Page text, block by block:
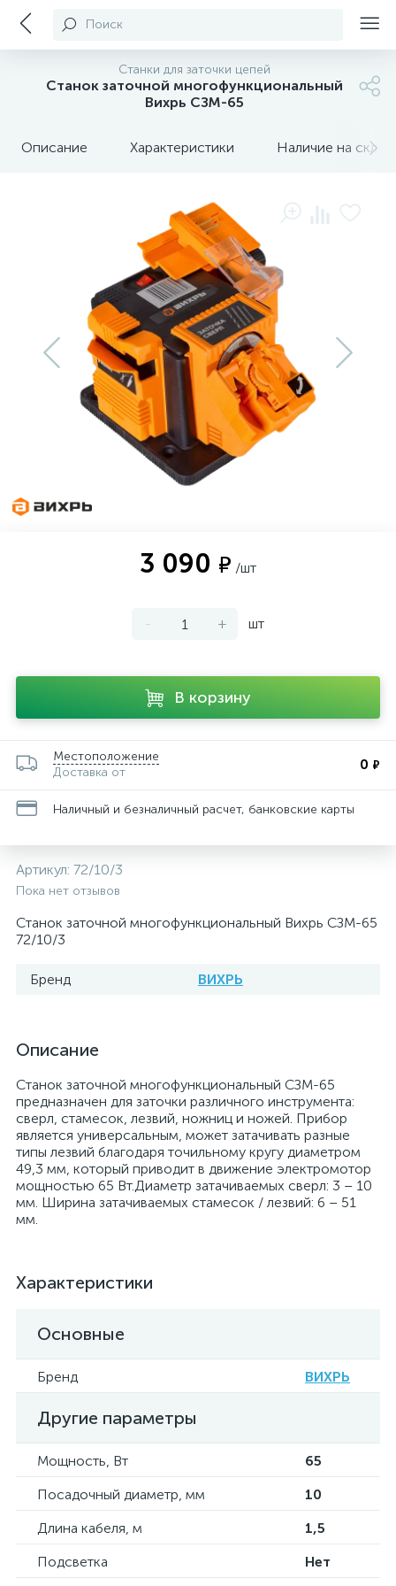
Поиск
Станки для заточки цепей
Станок заточной многофункциональный
Вихрь СЗМ-65
Описание Характеристики Наличие на
3 090 ₽ /шт
- + шт
В корзину
Местоположение
Доставка от
0 ₽
Наличный и безналичный расчет, банковские карты
Артикул: 72/10/3
Пока нет отзывов
Станок заточной многофункциональный Вихрь СЗМ-65
72/10/3
Бренд ВИХРЬ
Описание
Станок заточной многофункциональный СЗМ-65
предназначен для заточки различного инструмента:
сверл, стамесок, лезвий, ножниц и ножей. Прибор
является универсальным, может затачивать разные
типы лезвий благодаря точильному кругу диаметром
49,3 мм, который приводит в движение электромотор
мощностью 65 Вт.Диаметр затачиваемых сверл: 3 – 10
мм. Ширина затачиваемых стамесок / лезвий: 6 – 51
мм.
Характеристики
Основные
Бренд ВИХРЬ
Другие параметры
Мощность, Вт
65
Посадочный диаметр, мм
10
Длина кабеля, м
1,5
Подсветка
Нет